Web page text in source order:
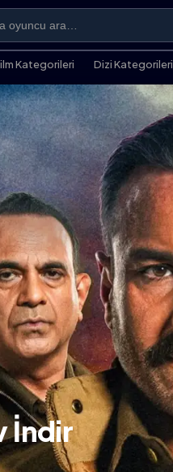
Kategorileri Dizi Kategorileri
İndir